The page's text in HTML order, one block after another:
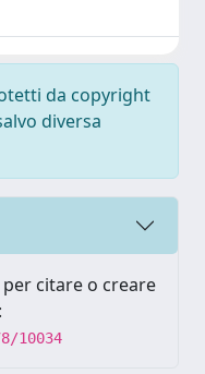
da copyright
diversa
citare o creare
10034